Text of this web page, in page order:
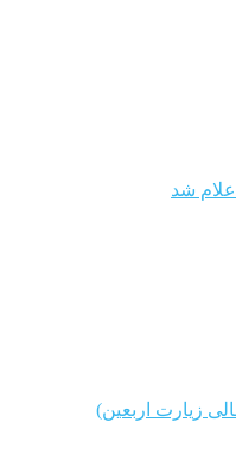
شد
زیارت اربعین)